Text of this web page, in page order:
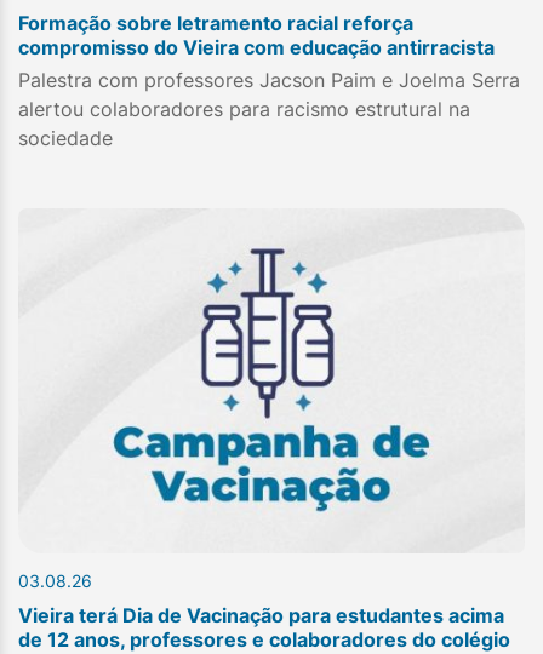
Formação sobre letramento racial reforça
compromisso do Vieira com educação antirracista
Palestra com professores Jacson Paim e Joelma Serra
alertou colaboradores para racismo estrutural na
sociedade
03.08.26
Vieira terá Dia de Vacinação para estudantes acima
de 12 anos, professores e colaboradores do colégio